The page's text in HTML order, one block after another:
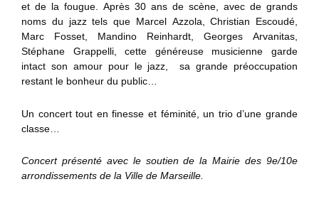
et de la fougue. Après 30 ans de scène, avec de grands
noms du jazz tels que Marcel Azzola, Christian Escoudé,
Marc Fosset, Mandino Reinhardt, Georges Arvanitas,
Stéphane Grappelli, cette généreuse musicienne garde
intact son amour pour le jazz, sa grande préoccupation
restant le bonheur du public…
Un concert tout en finesse et féminité, un trio d’une grande
classe…
Concert présenté avec le soutien de la Mairie des 9e/10e
arrondissements de la Ville de Marseille.